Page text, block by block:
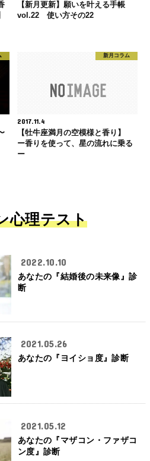
【新月更新】願いを叶える手帳
vol.22 使い方その22
新月コラム
2017.11.4
【牡牛座満月の空模様と香り】
ー香りを使って、星の流れに乗る
ー
心理テスト
2022.10.10
あなたの『結婚後の未来像』診
断
2021.05.26
あなたの『ヨイショ度』診断
2021.05.12
あなたの『マザコン・ファザコ
ン度』診断